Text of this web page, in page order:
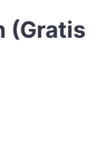
(Gratis